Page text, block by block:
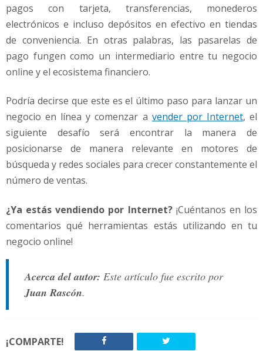
pagos con tarjeta, transferencias, monederos
electrónicos e incluso depósitos en efectivo en tiendas
de conveniencia. En otras palabras, las pasarelas de
pago fungen como un intermediario entre tu negocio
online y el ecosistema financiero.
Podría decirse que este es el último paso para lanzar un
negocio en línea y comenzar a vender por Internet, el
siguiente desafío será encontrar la manera de
posicionarse de manera relevante en motores de
búsqueda y redes sociales para crecer constantemente el
número de ventas.
¿Ya estás vendiendo por Internet?¡Cuéntanos en los
comentarios qué herramientas estás utilizando en tu
negocio online!
Acerca del autor: Este artículo fue escrito por
Juan Rascón.
¡COMPARTE!